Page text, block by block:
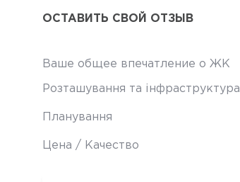
ОСТАВИТЬ СВОЙ ОТЗЫВ
Ваше общее впечатление о ЖК
Розташування та інфраструктура
Планування
Цена / Качество